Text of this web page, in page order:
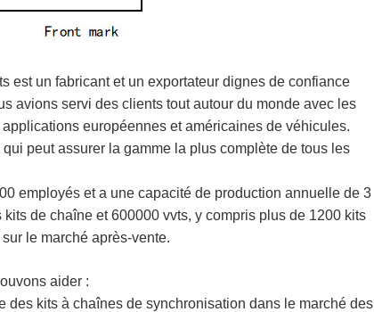
est un fabricant et un exportateur dignes de confiance
avions servi des clients tout autour du monde avec les
européennes et américaines de véhicules.
peut assurer la gamme la plus complète de tous les
employés et a une capacité de production annuelle de 3
de chaîne et 600000 vvts, y compris plus de 1200 kits
le marché après-vente.
aider :
des kits à chaînes de synchronisation dans le marché des